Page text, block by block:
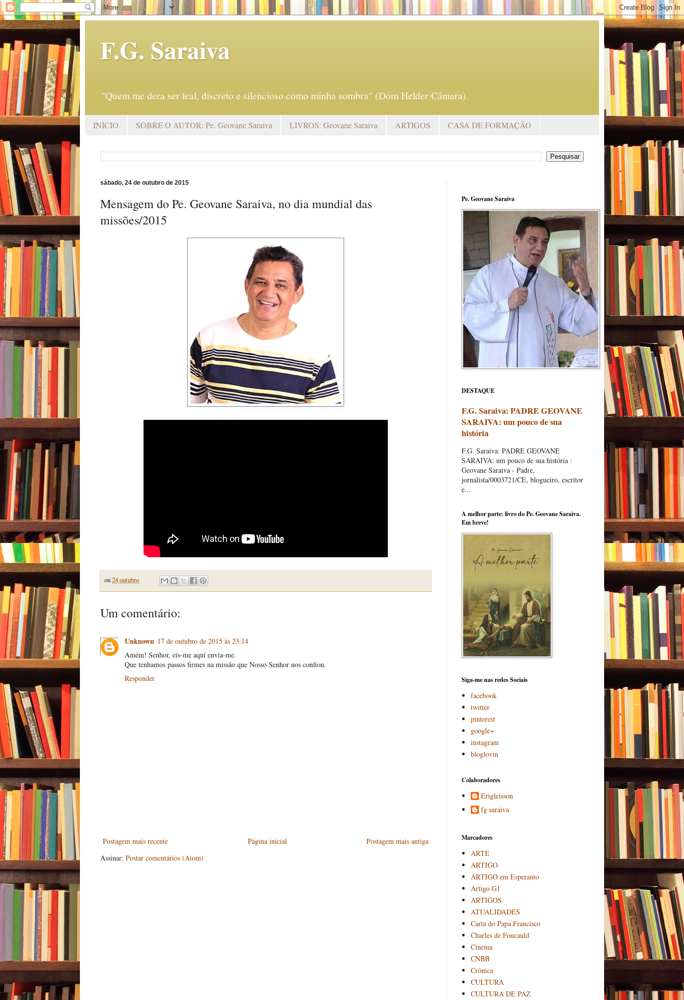
F.G. Saraiva
"Quem me dera ser leal, discreto e silencioso como minha sombra" (Dom Helder Câmara).
INÍCIO SOBRE O AUTOR: Pe. Geovane Saraiva LIVROS: Geovane Saraiva ARTIGOS CASA DE FORMAÇÃO
sábado, 24 de outubro de 2015
Mensagem do Pe. Geovane Saraiva, no dia mundial das
missões/2015
on24 outubro
Um comentário:
Unknown 17 de outubro de 2015 às 23:14
Amém! Senhor, eis-me aqui envia-me.
Que tenhamos passos firmes na missão que Nosso Senhor nos confiou.
Responder
Postagem mais recente Postagem mais antiga
Página inicial
Assinar: Postar comentários (Atom)
Pe. Geovane Saraiva
DESTAQUE
F.G. Saraiva: PADRE GEOVANE
SARAIVA: um pouco de sua
história
F.G. Saraiva: PADRE GEOVANE
SARAIVA: um pouco de sua história :
Geovane Saraiva - Padre,
jornalista/0003721/CE, blogueiro, escritor
e...
A melhor parte: livro do Pe. Geovane Saraiva.
Em breve!
Siga-me nas redes Sociais
facebook
twitter
pinterest
google+
instagram
bloglovin
Colaboradores
Erigleisson
fg saraiva
Marcadores
ARTE
ARTIGO
ARTIGO em Esperanto
Artigo G1
ARTIGOS
ATUALIDADES
Carta do Papa Francisco
Charles de Foucauld
Cinema
CNBB
Crônica
CULTURA
CULTURA DE PAZ